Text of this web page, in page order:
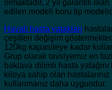
olmaktadır, 2 yıl garantili
edilen modeli boru tip
Havalı hasta yatakları
çeşitleri değişim
120kg kapasiteye kadar
Grup olarak tavsiyemiz en
baklava dilimli hasta yatağını
kiloya sahip olan
kullanmanız daha uygundur.